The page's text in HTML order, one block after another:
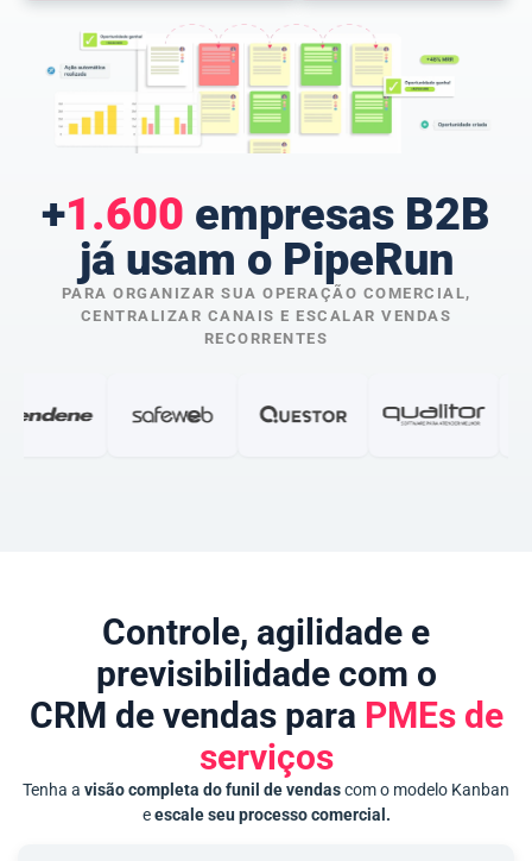
+1.600 empresas B2B
já usam o PipeRun
PARA ORGANIZAR SUA OPERAÇÃO COMERCIAL,
CENTRALIZAR CANAIS E ESCALAR VENDAS
RECORRENTES
Controle, agilidade e
previsibilidade com o
CRM de vendas para PMEs de
serviços
Tenha a visão completa do funil de vendascom o modelo Kanban
eescale seu processo comercial.